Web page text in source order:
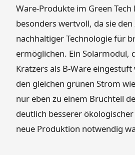
Ware-Produkte im Green
besonders wertvoll, da sie den
nachhaltiger Technologie für
ermöglichen. Ein Solarmodul,
Kratzers als B-Ware
den gleichen grünen Strom
nur eben zu einem Bruchteil
deutlich besserer
neue Produktion notwendig